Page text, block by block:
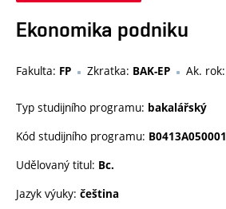
Ekonomika podniku
Fakulta: FP Zkratka: BAK-EP Ak. rok:
Typ studijního programu: bakalářský
Kód studijního programu: B0413A050001
Udělovaný titul: Bc.
Jazyk výuky: čeština